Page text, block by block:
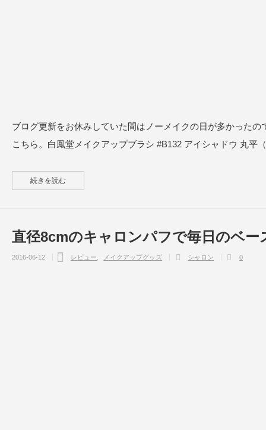
ブログ更新をお休みしていた間はノーメイクの日が多かった
こちら。白鳳堂メイクアップブラシ #B132 アイシャドウ 丸平
続きを読む
直径8cmのキャロンパフで毎日のベ
2016-06-12 レビュー メイクアップグッズ シャロン 0